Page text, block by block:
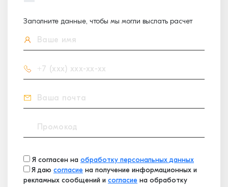
Заполните данные, чтобы мы могли выслать расчет
Я согласен на обработку персональных данных
Я даю согласие на получение информационных и
рекламных сообщений и согласие на обработку